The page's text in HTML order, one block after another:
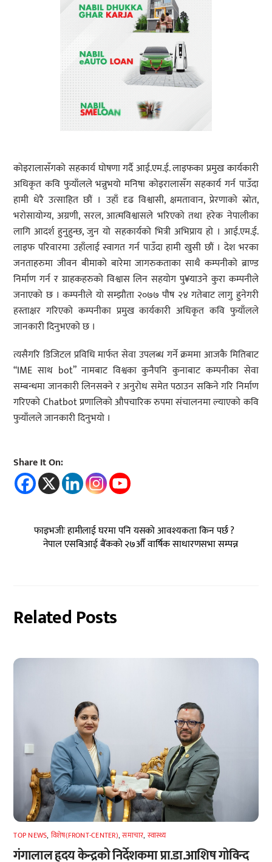
कोइरालासँगको सहकार्य घोषणा गर्दै आई.एम.ई. लाइफका प्रमुख कार्यकारी
अधिकृत कवि फुयाँलले भन्नुभयो मनिषा कोइरालासँग सहकार्य गर्न पाउँदा
हामी धेरै उत्साहित छौं । उहाँ दृढ विश्वासी, क्षमतावान, प्रेरणाको स्रोत,
भरोसायोग्य, अग्रणी, सरल, आत्मविश्वासले भरिएको तथा हरेक नेपालीका
लागि आदर्श हुनुहुन्छ, जुन यो सहकार्यको भित्री अभिप्राय हो । आई.एम.ई.
लाइफ परिवारमा उहाँलाई स्वागत गर्न पाउँदा हामी खुसी छौं । देश भरका
जनताहरुमा जीवन बीमाको बारेमा जागरुकताका साथै कम्पनीको ब्राण्ड
निर्माण गर्न र ग्राहकहरुको विश्वास लिन सहयोग पु¥याउने कुरा कम्पनीले
जनाएको छ । कम्पनीले यो सम्झौता २०७७ पौष २४ गतेबाट लागु हुनेगरी
हस्ताक्षर गरिएको कम्पनीका प्रमुख कार्यकारी अधिकृत कवि फुयाँलले
जानकारी दिनुभएको छ ।
त्यसैगरि डिजिटल प्रविधि मार्फत सेवा उपलब्ध गर्ने क्रममा आजकै मितिबाट
“IME साथ bot” नामबाट विश्वका कुनैपनि कुनाबाट कम्पनीका सेवा
सम्बन्धमा जानकारी लिनसक्ने र अनुरोध समेत पठाउन सकिने गरि निर्माण
गरिएको Chatbot प्रणालिको औपचारिक रुपमा संचालनमा ल्याएको कवि
फुयाँलले जानकारी दिनुभयो ।
Share It On:
फाइभजीः हामीलाई घरमा पनि यसको आवश्यकता किन पर्छ ?
नेपाल एसबिआई बैंकको २७औँ वार्षिक साधारणसभा सम्पन्न
Related Posts
TOP NEWS, विशेष(FRONT-CENTER),समाचार, स्वास्थ्य
गंगालाल हृदय केन्द्रको निर्देशकमा प्रा.डा.आशिष गोविन्द